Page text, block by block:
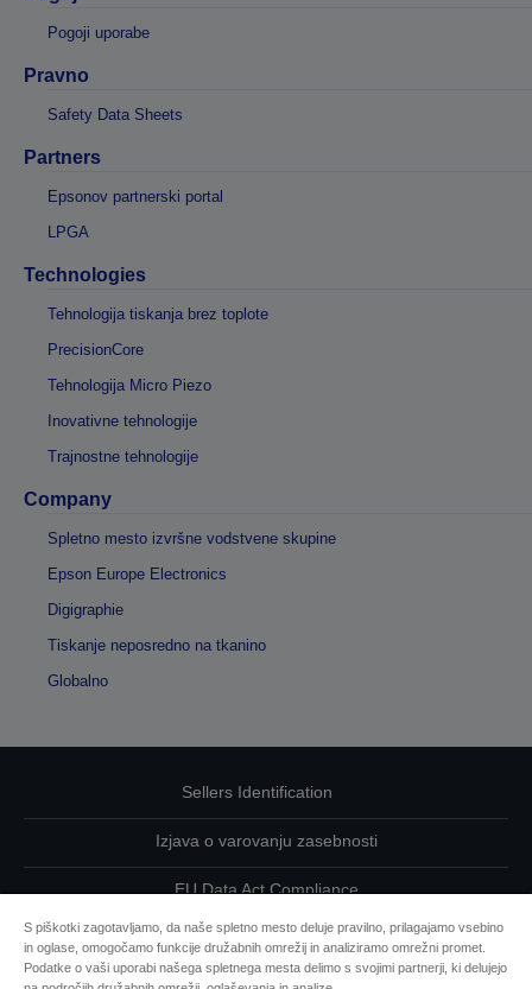
Pogoji uporabe
Pravno
Safety Data Sheets
Partners
Epsonov partnerski portal
LPGA
Technologies
Tehnologija tiskanja brez toplote
PrecisionCore
Tehnologija Micro Piezo
Inovativne tehnologije
Trajnostne tehnologije
Company
Spletno mesto izvršne vodstvene skupine
Epson Europe Electronics
Digigraphie
Tiskanje neposredno na tkanino
Globalno
Sellers Identification
Izjava o varovanju zasebnosti
EU Data Act Compliance
Kontaktirajte nas glede svojih podatkov
S piškotki zagotavljamo, da naše spletno mesto deluje pravilno, prilagajamo vsebino
in oglase, omogočamo funkcije družabnih omrežij in analiziramo omrežni promet.
Podatke o vaši uporabi našega spletnega mesta delimo s svojimi partnerji, ki delujejo